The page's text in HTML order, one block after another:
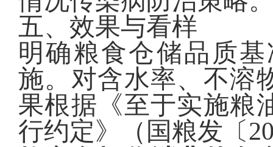
五、效果与看样
明确粮食仓储品质
施。对含水率、不溶
果根据《至于实施粮
行约定》（国粮发〔